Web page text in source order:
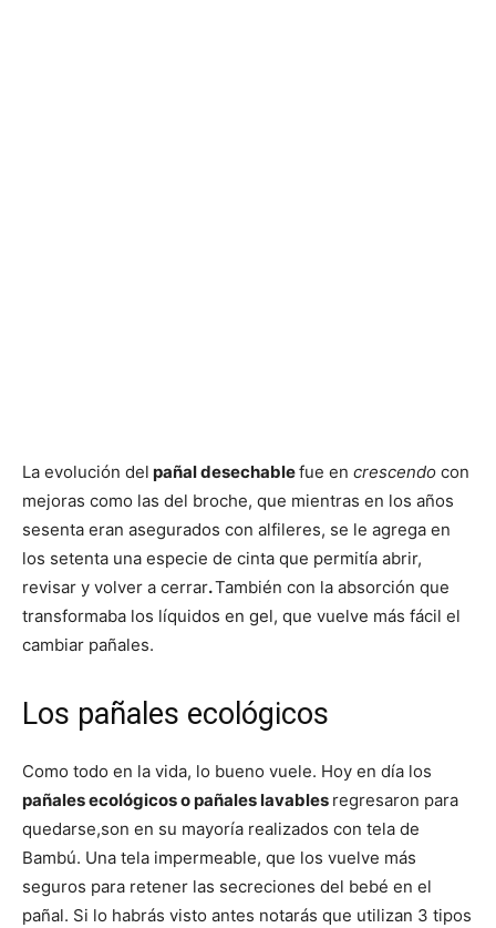
La evolución del pañal desechablefue en crescendo con
mejoras como las del broche, que mientras en los años
sesenta eran asegurados con alfileres, se le agrega en
los setenta una especie de cinta que permitía abrir,
revisar y volver a cerrar.También con la absorción que
transformaba los líquidos en gel, que vuelve más fácil el
cambiar pañales.
Los pañales ecológicos
Como todo en la vida, lo bueno vuele. Hoy en día los
pañales ecológicos o pañales lavables regresaron para
quedarse,son en su mayoría realizados con tela de
Bambú. Una tela impermeable, que los vuelve más
seguros para retener las secreciones del bebé en el
pañal. Si lo habrás visto antes notarás que utilizan 3 tipos